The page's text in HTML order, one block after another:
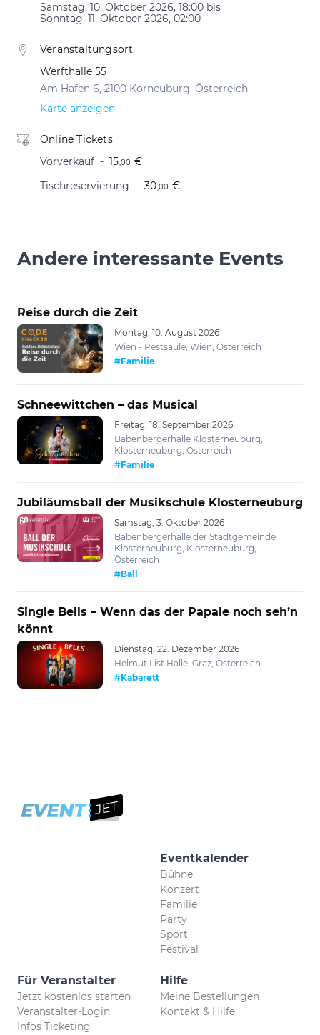
Samstag, 10. Oktober 2026, 18:00 bis
Sonntag, 11. Oktober 2026, 02:00
Veranstaltungsort
Werfthalle 55
Am Hafen 6, 2100 Korneuburg, Österreich
Karte anzeigen
Online Tickets
Vorverkauf
15,00 €
Tischreservierung
30,00 €
Andere interessante Events
Reise durch die Zeit
Montag, 10. August 2026
Wien - Pestsäule, Wien, Österreich
#Familie
Schneewittchen – das Musical
Freitag, 18. September 2026
Babenbergerhalle Klosterneuburg,
Klosterneuburg, Österreich
#Familie
Jubiläumsball der Musikschule Klosterneuburg
Samstag, 3. Oktober 2026
Babenbergerhalle der Stadtgemeinde
Klosterneuburg, Klosterneuburg,
Österreich
#Ball
Single Bells – Wenn das der Papale noch seh’n
könnt
Dienstag, 22. Dezember 2026
Helmut List Halle, Graz, Österreich
#Kabarett
Eventkalender
Bühne
Konzert
Familie
Party
Sport
Festival
Für Veranstalter
Jetzt kostenlos starten
Veranstalter-Login
Infos Ticketing
Hilfe
Meine Bestellungen
Kontakt & Hilfe